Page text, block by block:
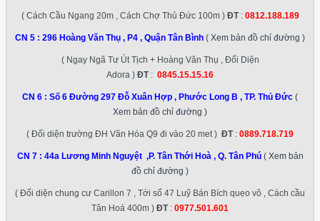
( Cách Cầu Ngang 20m , Cách Chợ Thủ Đức 100m ) ĐT: 0812.188.189
CN 5 : 296 Hoàng Văn Thụ , P4 , Quận Tân Bình ( Xem bản đồ chỉ đường )
( Ngay Ngã Tư Út Tịch + Hoàng Văn Thụ , Đối Diện
Adora ) ĐT: 0845.15.15.16
CN 6 : Số 6 Đường 297 Đỗ Xuân Hợp , Phước Long B , TP. Thủ Đức (
Xem bản đồ chỉ đường )
( Đối diện trường ĐH Văn Hóa Q9 đi vào 20 met ) ĐT: 0889.718.719
CN 7 : 44a Lương Minh Nguyệt ,P. Tân Thới Hoà , Q. Tân Phú ( Xem bản
đồ chỉ đường )
( Đối diện chung cư Carillon 7 , Tới số 47 Luỹ Bán Bích quẹo vô , Cách cầu
Tân Hoá 400m ) ĐT: 0977.501.601